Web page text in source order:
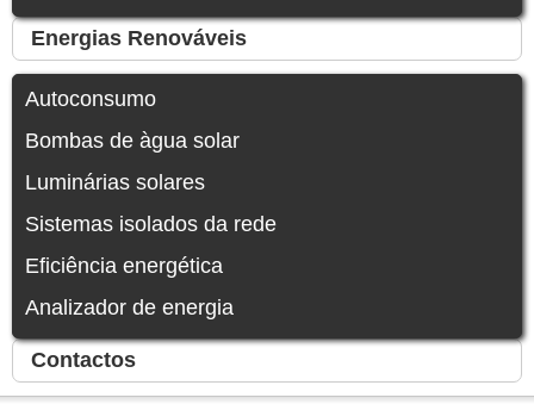
Energias Renováveis
Autoconsumo
Bombas de àgua solar
Luminárias solares
Sistemas isolados da rede
Eficiência energética
Analizador de energia
Contactos